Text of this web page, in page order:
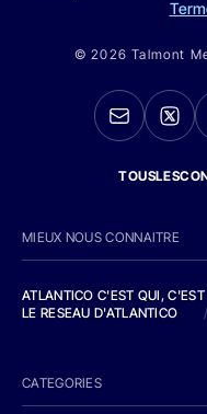
© 2026 Talmont
MIEUX NOUS CONNAITRE
ATLANTICO C'EST QUI,
LE RESEAU D'ATLANTICO
/
CATEGORIES